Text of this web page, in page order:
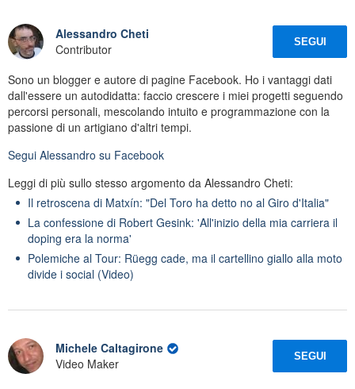
Alessandro Cheti
Contributor
SEGUI
Sono un blogger e autore di pagine Facebook. Ho i vantaggi dati
dall'essere un autodidatta: faccio crescere i miei progetti seguendo
percorsi personali, mescolando intuito e programmazione con la
passione di un artigiano d'altri tempi.
Segui Alessandro su Facebook
Leggi di più sullo stesso argomento da Alessandro Cheti:
Il retroscena di Matxín: "Del Toro ha detto no al Giro d'Italia"
La confessione di Robert Gesink: 'All'inizio della mia carriera il
doping era la norma'
Polemiche al Tour: Rüegg cade, ma il cartellino giallo alla moto
divide i social (Video)
Michele Caltagirone
Video Maker
SEGUI